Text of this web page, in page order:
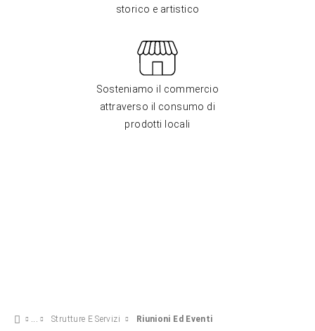
storico e artistico
Sosteniamo il commercio
attraverso il consumo di
prodotti locali
Strutture E Servizi Riunioni Ed Eventi